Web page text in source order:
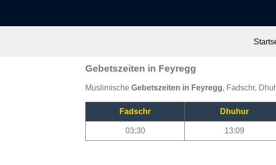
Gebetszeiten in Feyregg
Muslimische Gebetszeiten in Feyregg, Fadschr,
Fadschr Dhuhur
03:30 13:09